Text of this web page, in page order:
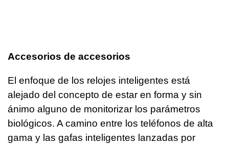
Accesorios de accesorios
El enfoque de los relojes inteligentes está
alejado del concepto de estar en forma y sin
ánimo alguno de monitorizar los parámetros
biológicos. A camino entre los teléfonos de alta
gama y las gafas inteligentes lanzadas por